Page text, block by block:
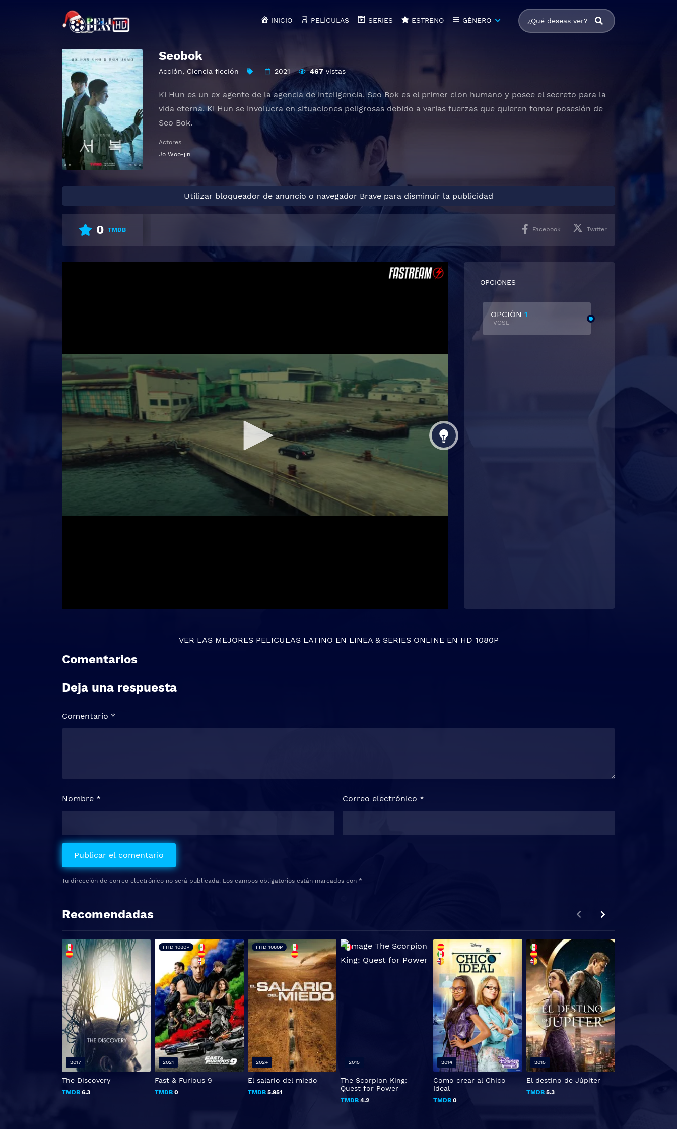
INICIO PELÍCULAS SERIES ESTRENO GÉNERO
Seobok
Acción, Ciencia ficción 2021 467vistas
Ki Hun es un ex agente de la agencia de inteligencia. Seo Bok es el primer clon humano y posee el secreto para la
vida eterna. Ki Hun se involucra en situaciones peligrosas debido a varias fuerzas que quieren tomar posesión de
Seo Bok.
Actores
Jo Woo-jin
Utilizar bloqueador de anuncio o navegador Brave para disminuir la publicidad
0 TMDB Facebook Twitter
OPCIONES
OPCIÓN 1
-VOSE
VER LAS MEJORES PELICULAS LATINO EN LINEA& SERIES ONLINEEN HD 1080P
Comentarios
Deja una respuesta
Tu dirección de correo electrónico no será publicada. Los campos obligatorios están marcados con *
Comentario *
Nombre * Correo electrónico *
Recomendadas
The Discovery
TMDB 6.3
2017
Fast & Furious 9
TMDB 0
FHD 1080P
2021
El salario del miedo
TMDB5.951
FHD 1080P
2024
The Scorpion King:
Quest for Power
TMDB4.2
2015
Como crear al Chico
Ideal
TMDB 0
2014
El destino de Júpiter
TMDB5.3
2015